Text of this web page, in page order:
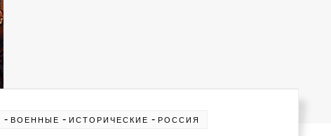
-ВОЕННЫЕ -ИСТОРИЧЕСКИЕ -РОССИЯ